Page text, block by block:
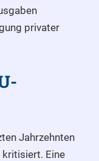
privater
Jahrzehnten
kritisiert. Eine